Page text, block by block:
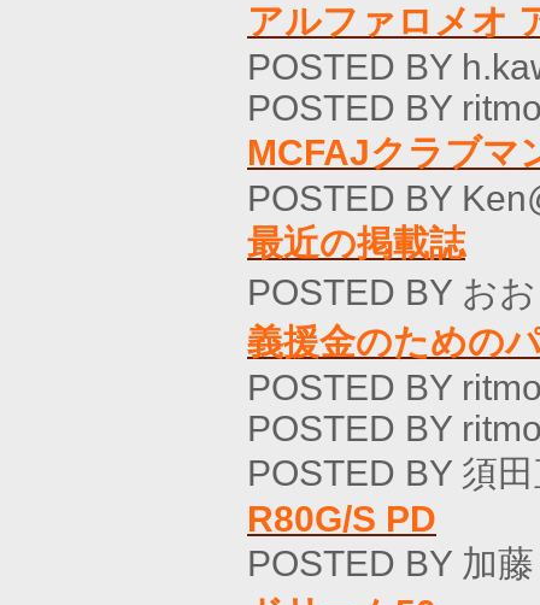
アルファロメオ
POSTED BY
POSTED BY
MCFAJクラブマ
POSTED BY
最近の掲載誌
POSTED BY お
義援金のための
POSTED BY
POSTED BY
POSTED BY 須
R80G/S PD
POSTED BY 加